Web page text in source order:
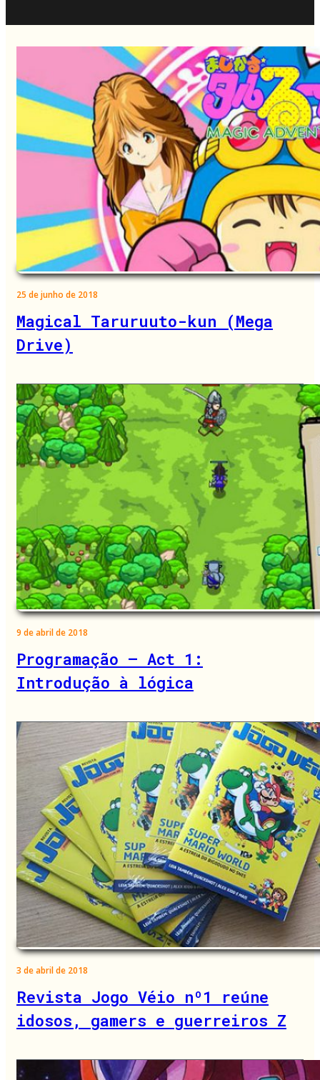
25 de junho de 2018
Magical Taruruuto-kun (Mega
Drive)
9 de abril de 2018
Programação – Act 1:
Introdução à lógica
3 de abril de 2018
Revista Jogo Véio nº1 reúne
idosos, gamers e guerreiros Z